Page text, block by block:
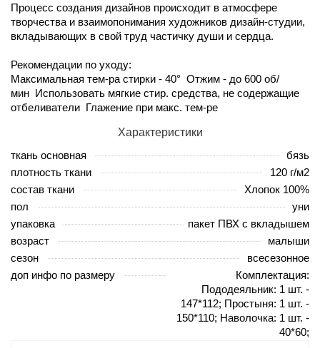
Процесс создания дизайнов происходит в атмосфере
творчества и взаимопонимания художников дизайн-студии,
вкладывающих в свой труд частичку души и сердца.
Рекомендации по уходу:
Максимальная тем-ра стирки - 40° Отжим - до 600 об/
мин Использовать мягкие стир. средства, не содержащие
отбеливатели Глажение при макс. тем-ре
Характеристики
ткань основная
бязь
плотность ткани
120 г/м2
состав ткани
Хлопок 100%
пол
уни
упаковка
пакет ПВХ с вкладышем
возраст
малыши
сезон
всесезонное
доп инфо по размеру
Комплектация:
Пододеяльник: 1 шт. -
147*112; Простыня: 1 шт. -
150*110; Наволочка: 1 шт. -
40*60;